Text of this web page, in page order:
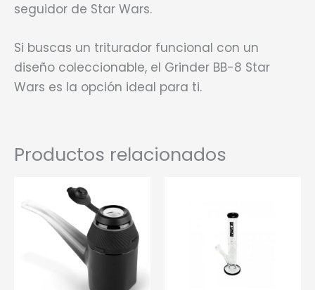
seguidor de Star Wars.
Si buscas un triturador funcional con un
diseño coleccionable, el Grinder BB-8 Star
Wars es la opción ideal para ti.
Productos relacionados